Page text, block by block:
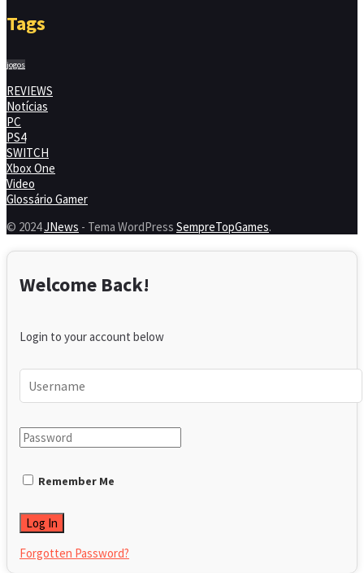
Tags
jogos
REVIEWS
Notícias
PC
PS4
SWITCH
Xbox One
Video
Glossário Gamer
© 2024JNews - Tema WordPress SempreTopGames.
Welcome Back!
Login to your account below
Remember Me
Forgotten Password?